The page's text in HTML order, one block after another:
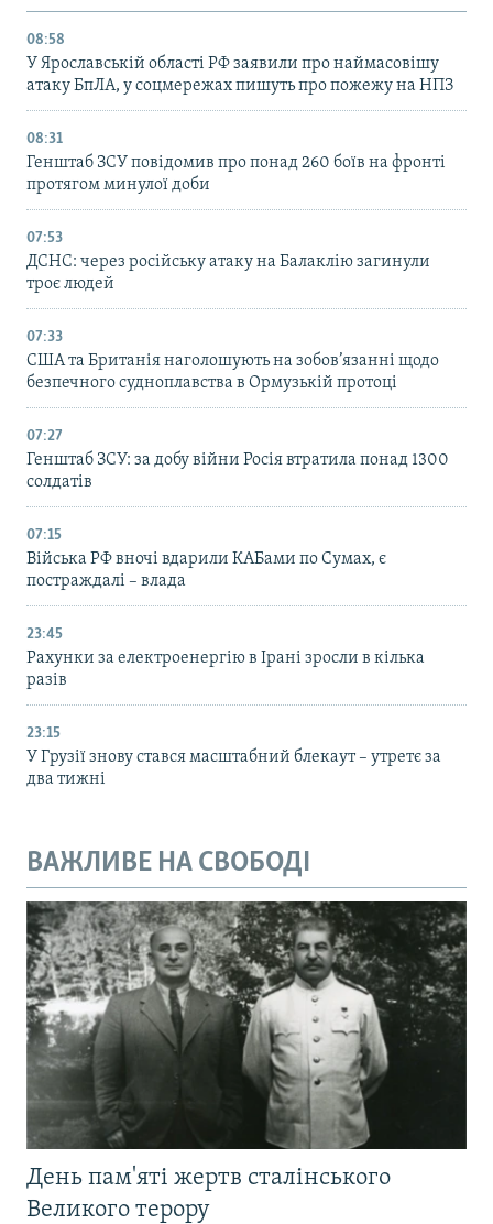
08:58
У Ярославській області РФ заявили про наймасовішу
атаку БпЛА, у соцмережах пишуть про пожежу на НПЗ
08:31
Генштаб ЗСУ повідомив про понад 260 боїв на фронті
протягом минулої доби
07:53
ДСНС: через російську атаку на Балаклію загинули
троє людей
07:33
США та Британія наголошують на зобов’язанні щодо
безпечного судноплавства в Ормузькій протоці
07:27
Генштаб ЗСУ: за добу війни Росія втратила понад 1300
солдатів
07:15
Війська РФ вночі вдарили КАБами по Сумах, є
постраждалі – влада
23:45
Рахунки за електроенергію в Ірані зросли в кілька
разів
23:15
У Грузії знову стався масштабний блекаут – утретє за
два тижні
ВАЖЛИВЕ НА СВОБОДІ
День пам'яті жертв сталінського
Великого терору